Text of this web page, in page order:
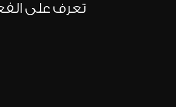
تعرف على